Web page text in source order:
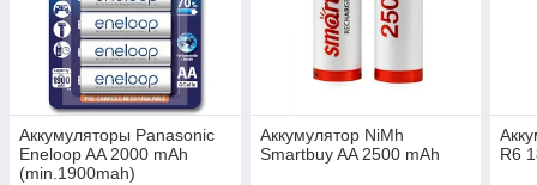
Аккумуляторы Panasonic
Eneloop AA 2000 mAh
(min.1900mah)
Аккумулятор NiMh
Smartbuy AA 2500 mAh
R6